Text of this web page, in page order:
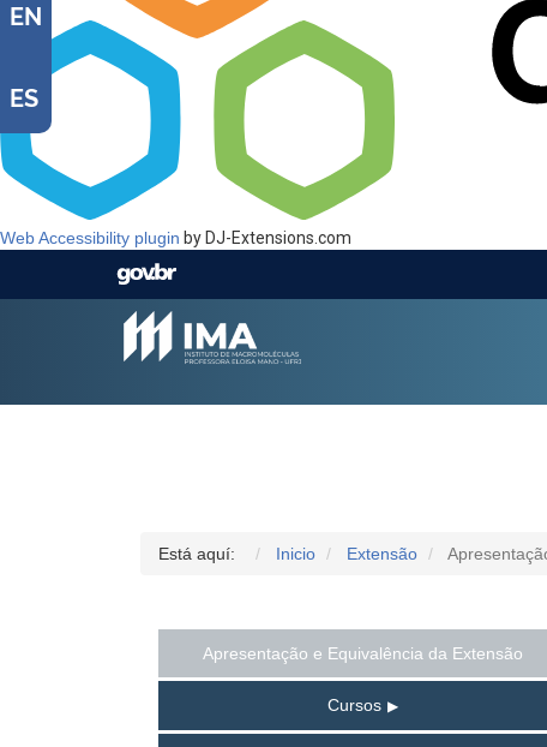
Web Accessibility plugin by DJ-Extensions.com
EN
ES
Está aquí: Inicio Extensão
Apresentação e Equivalência da Extensão
Cursos